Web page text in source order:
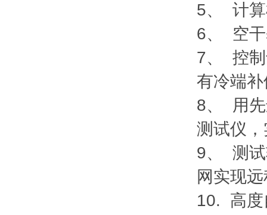
5、 计
6、 空
7、 控制
有冷端
8、 用先
测试仪
9、 测试
网实现
10. 高度